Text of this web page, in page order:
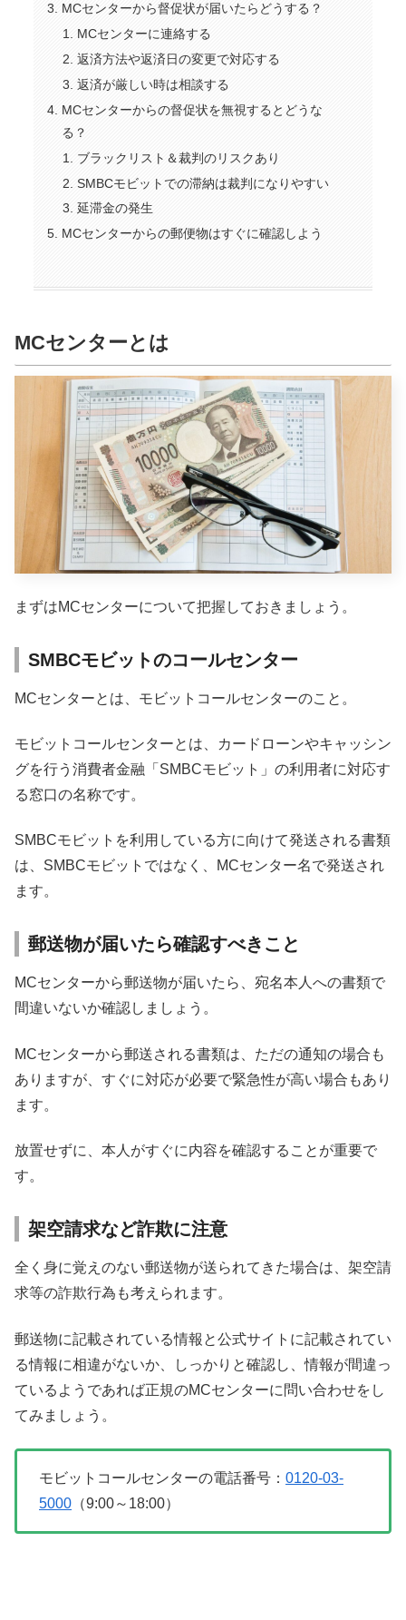
MCセンターから督促状が届いたらどうする？
MCセンターに連絡する
返済方法や返済日の変更で対応する
返済が厳しい時は相談する
MCセンターからの督促状を無視するとどうな
る？
ブラックリスト＆裁判のリスクあり
SMBCモビットでの滞納は裁判になりやすい
延滞金の発生
MCセンターからの郵便物はすぐに確認しよう
MCセンターとは
まずはMCセンターについて把握しておきましょう。
SMBCモビットのコールセンター
MCセンターとは、モビットコールセンターのこと。
モビットコールセンターとは、カードローンやキャッシン
グを行う消費者金融「SMBCモビット」の利用者に対応す
る窓口の名称です。
SMBCモビットを利用している方に向けて発送される書類
は、SMBCモビットではなく、MCセンター名で発送され
ます。
郵送物が届いたら確認すべきこと
MCセンターから郵送物が届いたら、宛名本人への書類で
間違いないか確認しましょう。
MCセンターから郵送される書類は、ただの通知の場合も
ありますが、すぐに対応が必要で緊急性が高い場合もあり
ます。
放置せずに、本人がすぐに内容を確認することが重要で
す。
架空請求など詐欺に注意
全く身に覚えのない郵送物が送られてきた場合は、架空請
求等の詐欺行為も考えられます。
郵送物に記載されている情報と公式サイトに記載されてい
る情報に相違がないか、しっかりと確認し、情報が間違っ
ているようであれば正規のMCセンターに問い合わせをし
てみましょう。
モビットコールセンターの電話番号： 0120-03-
5000 （9:00～18:00）